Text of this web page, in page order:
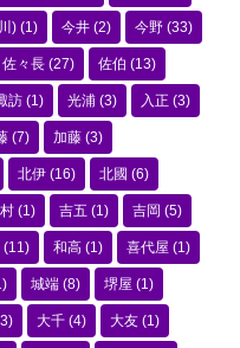
) (1) 今井 (2) 今野 (33)
佐々長 (27) 佐伯 (13)
訪 (1) 光浦 (3) 入正 (3)
(7) 加藤 (3)
北伊 (16) 北國 (6)
(1) 吉五 (1) 吉岡 (5)
(11) 和高 (1) 喜代屋 (1)
城端 (8) 堺屋 (1)
大千 (4) 大友 (1)